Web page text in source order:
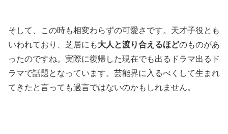
そして、この時も相変わらずの可愛さです。天才子役とも
いわれており、芝居にも大人と渡り合えるほどのものがあ
ったのですね。実際に復帰した現在でも出るドラマ出るド
ラマで話題となっています。芸能界に入るべくして生まれ
てきたと言っても過言ではないのかもしれません。